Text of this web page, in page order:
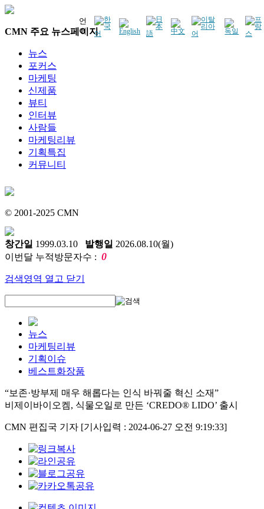
언
어
CMN 주요 뉴스페이지
뉴스
포커스
마케팅
신제품
뷰티
인터뷰
사람들
마케팅리뷰
기획특집
커뮤니티
© 2001-2025 CMN
창간일 1999.03.10 발행일 2026.08.10(월)
이번달 누적방문자수 : 0
검색영역 열고 닫기
뉴스
마케팅리뷰
기획이슈
베스트화장품
“보존·방부제 매우 해롭다는 인식 바꿔줄 혁신 소재”
비제이바이오켐, 식물오일로 만든 ‘CREDO® LIDO’ 출시
CMN 편집국 기자 [기사입력 : 2024-06-27 오전 9:19:33]